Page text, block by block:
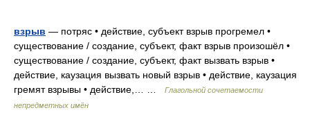
взрыв — потряс • действие, субъект взрыв прогремел •
существование / создание, субъект, факт взрыв произошёл •
существование / создание, субъект, факт вызвать взрыв •
действие, каузация вызвать новый взрыв • действие, каузация
гремят взрывы • действие,… …
Глагольной сочетаемости
непредметных имён